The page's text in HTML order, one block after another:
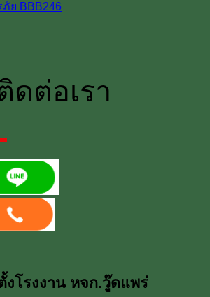
ย BBB246
ดต่อเรา
งโรงงาน หจก.วู๊ดแพร่